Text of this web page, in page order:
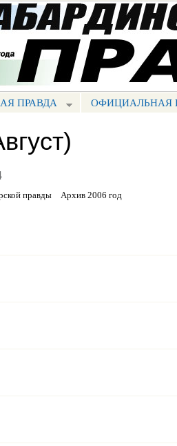
ПРАВДА ОФИЦИАЛЬНАЯ
правды Архив 2006 год